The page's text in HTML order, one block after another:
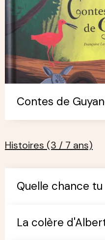
Contes de
Histoires (3 / 7 ans)
Quelle chance tu
La colère